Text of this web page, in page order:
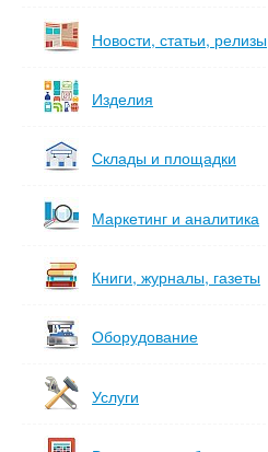
Новости, статьи, релизы
Изделия
Склады и площадки
Маркетинг и аналитика
Книги, журналы, газеты
Оборудование
Услуги